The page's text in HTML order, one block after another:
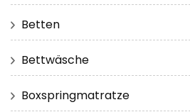
Betten
Bettwäsche
Boxspringmatratze